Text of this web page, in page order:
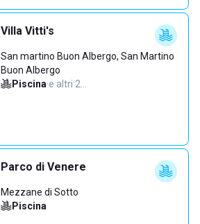
Villa Vitti's
San martino Buon Albergo, San Martino
Buon Albergo
Piscina·e altri 2…
Parco di Venere
Mezzane di Sotto
Piscina